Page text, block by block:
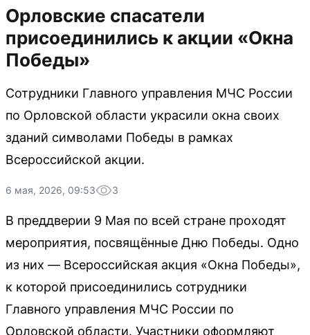
Орловские спасатели
присоединились к акции «Окна
Победы»
Сотрудники Главного управления МЧС России
по Орловской области украсили окна своих
зданий символами Победы в рамках
Всероссийской акции.
6 мая, 2026, 09:53 3
В преддверии 9 Мая по всей стране проходят
мероприятия, посвящённые Дню Победы. Одно
из них — Всероссийская акция «Окна Победы»,
к которой присоединились сотрудники
Главного управления МЧС России по
Орловской области. Участники оформляют